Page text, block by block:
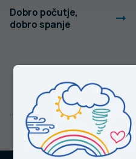
Dobro počutje,
dobro spanje